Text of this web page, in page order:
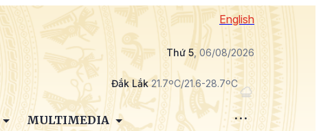
English
Thứ 5, 06/08/2026
Đắk Lắk21.7ºC/21.6-28.7ºC
MULTIMEDIA